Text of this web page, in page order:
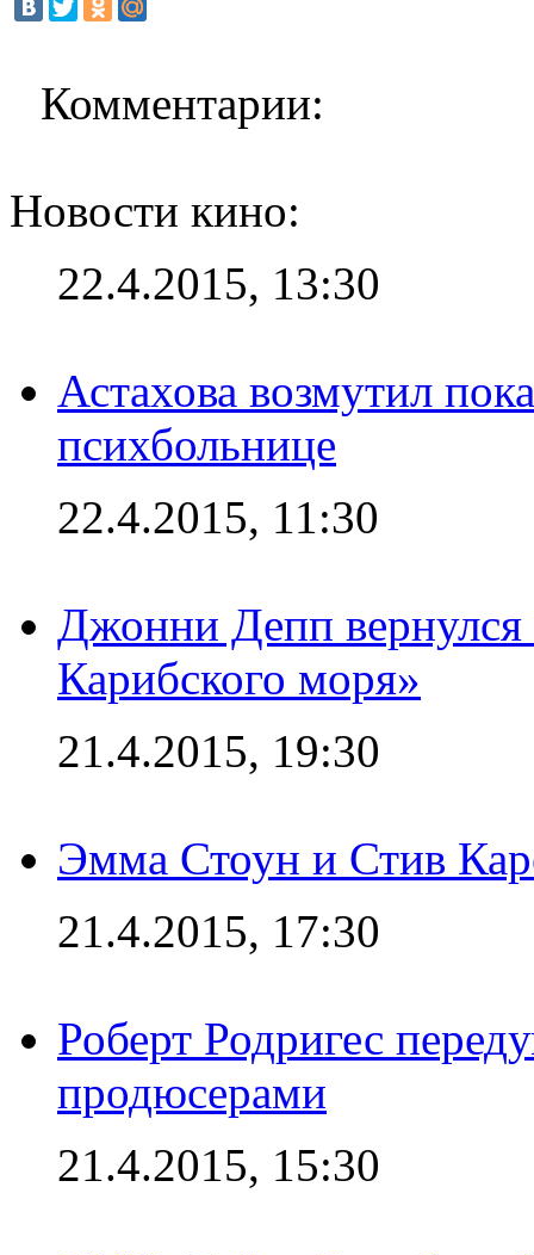
Комментарии:
Новости кино:
22.4.2015, 13:30
Астахова возмутил
психбольнице
22.4.2015, 11:30
Джонни Депп
Карибского моря»
21.4.2015, 19:30
Эмма Стоун и Стив
21.4.2015, 17:30
Роберт Родригес
продюсерами
21.4.2015, 15:30